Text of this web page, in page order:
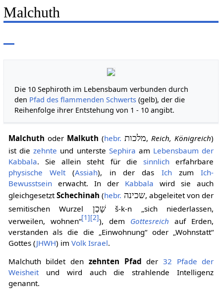
Malchuth
Die 10 Sephiroth im Lebensbaum verbunden durch
den Pfad des flammenden Schwerts (gelb), der die
Reihenfolge ihrer Entstehung von 1 - 10 angibt.
Malchuth oder Malkuth (hebr. מלכות, Reich, Königreich)
ist diezehnte und unterste Sephira am Lebensbaum der
Kabbala. Sie allein steht für die sinnlicherfahrbare
physische Welt (Assiah), in der das IchzumIch-
Bewusstseinerwacht. In der Kabbala wird sie auch
gleichgesetztSchechinah (hebr. שכינה, abgeleitet von der
semitischen Wurzel שָׁכַןš-k-n „sich niederlassen,
verweilen, wohnen“[1][2]), dem Gottesreich auf Erden,
verstanden als die die „Einwohnung“ oder „Wohnstatt“
Gottes (JHWH) im Volk Israel.
Malchuth bildet den zehnten Pfad der 32 Pfade der
Weisheitund wird auch die strahlende Intelligenz
genannt.